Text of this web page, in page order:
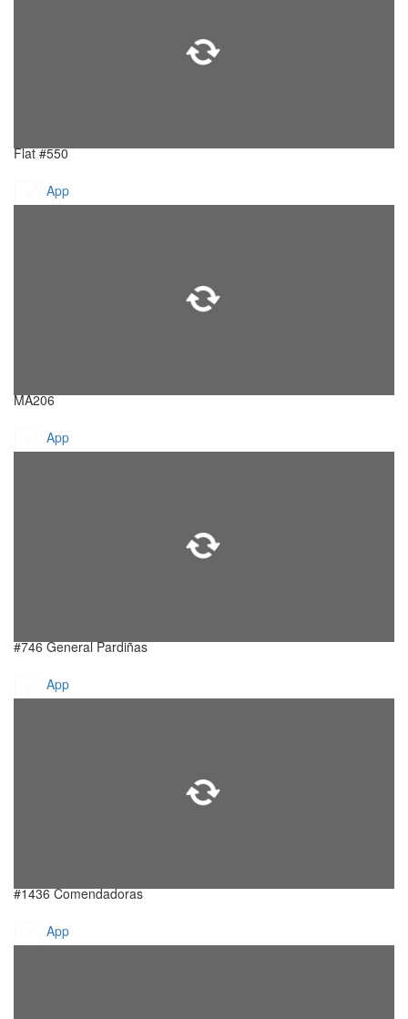
Flat #550
App
MA206
App
#746 General Pardiñas
App
#1436 Comendadoras
App